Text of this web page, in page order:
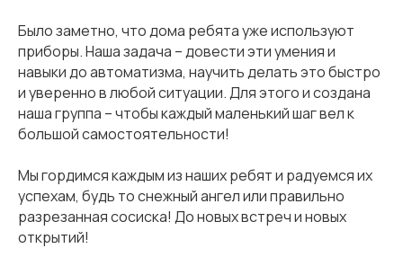
Было заметно, что дома ребята уже используют
приборы. Наша задача – довести эти умения и
навыки до автоматизма, научить делать это быстро
и уверенно в любой ситуации. Для этого и создана
наша группа – чтобы каждый маленький шаг вел к
большой самостоятельности!
Мы гордимся каждым из наших ребят и радуемся их
успехам, будь то снежный ангел или правильно
разрезанная сосиска! До новых встреч и новых
открытий!